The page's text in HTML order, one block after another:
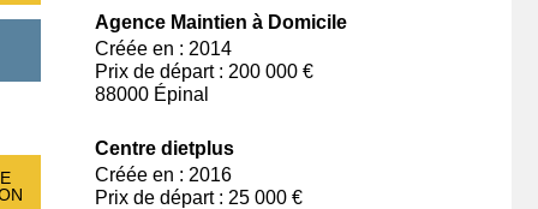
Agence Maintien à Domicile
Créée en : 2014
Prix de départ : 200 000 €
88000 Épinal
Centre dietplus
Créée en : 2016
Prix de départ : 25 000 €